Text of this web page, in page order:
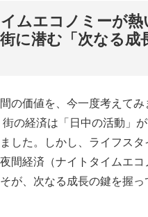
ムエコノミーが熱
に潜む「次なる成
の価値を、今一度考えて
の経済は「日中の活動」
した。しかし、ライフスタ
間経済（ナイトタイムエコ
が、次なる成長の鍵を握っ